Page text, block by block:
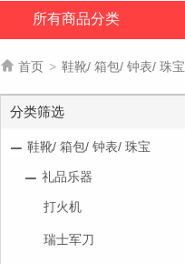
所有商品分类
 首页 > 鞋靴/ 箱包/ 钟表/ 珠宝
分类筛选
鞋靴/ 箱包/ 钟表/ 珠宝
礼品乐器
打火机
瑞士军刀